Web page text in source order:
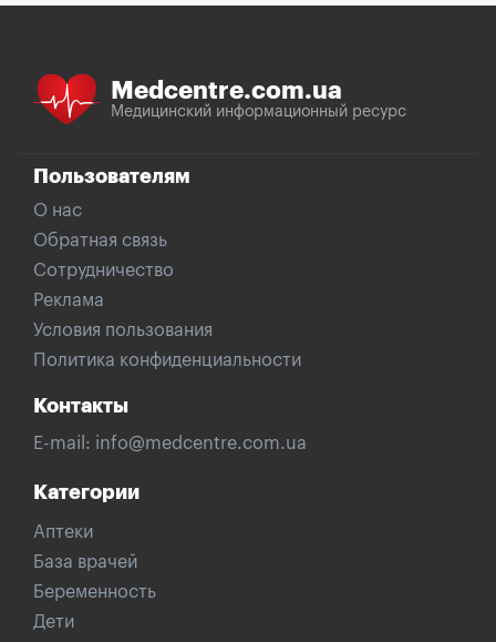
Medcentre.com.ua
Медицинский информационный ресурс
Пользователям
О нас
Обратная связь
Сотрудничество
Реклама
Условия пользования
Политика конфиденциальности
Контакты
E-mail: info@medcentre.com.ua
Категории
Аптеки
База врачей
Беременность
Дети